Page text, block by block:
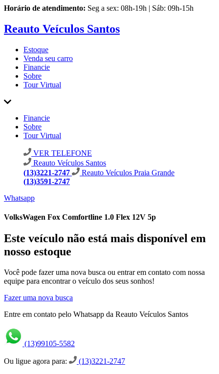
Horário de atendimento: Seg a sex: 08h-19h | Sáb: 09h-15h
Reauto Veículos Santos
Estoque
Venda seu carro
Financie
Sobre
Tour Virtual
Financie
Sobre
Tour Virtual
VER TELEFONE
Reauto Veículos Santos
(13)3221-2747
Reauto Veículos Praia Grande
(13)3591-2747
Whatsapp
VolksWagen Fox Comfortline 1.0 Flex 12V 5p
Este veículo não está mais disponível em
nosso estoque
Você pode fazer uma nova busca ou entrar em contato com nossa
equipe para encontrar o veículo dos seus sonhos!
Fazer uma nova busca
Entre em contato pelo Whatsapp da Reauto Veículos Santos
(13)99105-5582
Ou ligue agora para: (13)3221-2747